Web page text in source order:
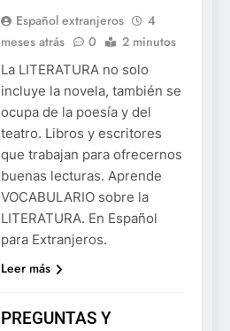
Español extranjeros
4
meses atrás
0 2 minutos
La LITERATURA no solo
incluye la novela, también se
ocupa de la poesía y del
teatro. Libros y escritores
que trabajan para ofrecernos
buenas lecturas. Aprende
VOCABULARIO sobre la
LITERATURA. En Español
para Extranjeros.
Leer más
PREGUNTAS Y